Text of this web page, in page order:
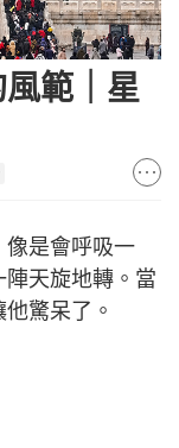
範｜星
像是會呼吸一
天旋地轉。當
驚呆了。